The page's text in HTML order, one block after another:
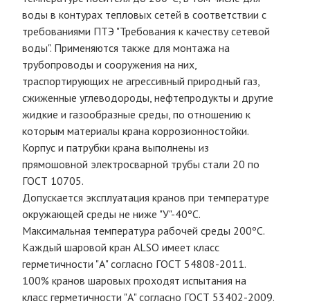
воды в контурах тепловых сетей в соответствии с
требованиями ПТЭ "Требования к качеству сетевой
воды". Применяются также для монтажа на
трубопроводы и сооружения на них,
траспортирующих не агрессивный природный газ,
сжиженные углеводороды, нефтепродукты и другие
жидкие и газообразные среды, по отношению к
которым материалы крана коррозионностойки.
Корпус и патрубки крана выполнены из
прямошовной электросварной трубы стали 20 по
ГОСТ 10705.
Допускается эксплуатация кранов при температуре
окружающей среды не ниже "У"-40ºС.
Максимальная температура рабочей среды 200ºС.
Каждый шаровой кран ALSO имеет класс
герметичности "А" согласно ГОСТ 54808-2011.
100% кранов шаровых проходят испытания на
класс герметичности "А" согласно ГОСТ 53402-2009.